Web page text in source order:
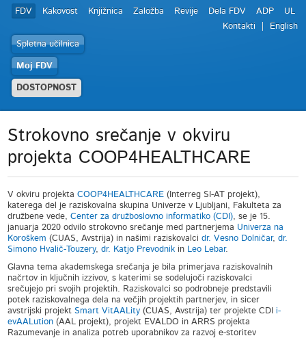
FDV Kakovost Knjižnica Založba Revije Dela FDV ADP
UL
Kontakti
English
Spletna učilnica
Moj FDV
DOSTOPNOST
Strokovno srečanje v okviru
projekta COOP4HEALTHCARE
V okviru projektaCOOP4HEALTHCARE (Interreg SI-AT projekt),
katerega del je raziskovalna skupina Univerze v Ljubljani, Fakulteta za
družbene vede,Center za družboslovno informatiko (CDI), se je 15.
januarja 2020 odvilo strokovno srečanje med partnerjema Univerza na
Koroškem (CUAS, Avstrija) in našimi raziskovalcidr. Vesno Dolničar,dr.
Simono Hvalič-Touzery,dr. Katjo Prevodnik in Leo Lebar.
Glavna tema akademskega srečanja je bila primerjava raziskovalnih
načrtov in ključnih izzivov, s katerimi se sodelujoči raziskovalci
srečujejo pri svojih projektih. Raziskovalci so podrobneje predstavili
potek raziskovalnega dela na večjih projektih partnerjev, in sicer
avstrijski projektSmart VitAALity (CUAS, Avstrija) ter projekte CDI i-
evAALution (AAL projekt), projekt EVALDO in ARRS projekta
Razumevanje in analiza potreb uporabnikov za razvoj e-storitev